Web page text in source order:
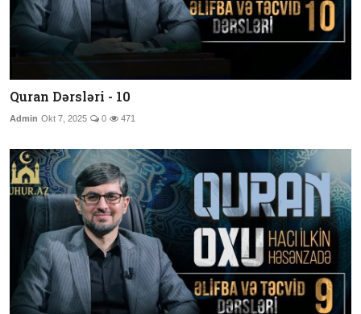
Quran Dərsləri - 10
Admin Okt 7, 2025 0 471